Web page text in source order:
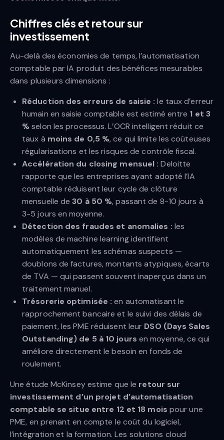
Chiffres clés et retour sur
investissement
Au-delà des économies de temps, l’automatisation
comptable par IA produit des bénéfices mesurables
dans plusieurs dimensions :
Réduction des erreurs de saisie : le taux d’erreur
humain en saisie comptable est estimé entre 1 et 3
%selon les processus. L’OCR intelligent réduit ce
taux à moins de 0,5 %, ce qui limite les coûteuses
régularisations et les risques de contrôle fiscal.
Accélération du closing mensuel : Deloitte
rapporte que les entreprises ayant adopté l’IA
comptable réduisent leur cycle de clôture
mensuelle de30 à 50 %, passant de 8-10 jours à
3-5 jours en moyenne.
Détection des fraudes et anomalies : les
modèles de machine learning identifient
automatiquement les schémas suspects —
doublons de factures, montants atypiques, écarts
de TVA — qui passent souvent inaperçus dans un
traitement manuel.
Trésorerie optimisée : en automatisant le
rapprochement bancaire et le suivi des délais de
paiement, les PME réduisent leur DSO (Days Sales
Outstanding) de 5 à 10 jours en moyenne, ce qui
améliore directement le besoin en fonds de
roulement.
Une étude McKinsey estime que le retour sur
investissement d’un projet d’automatisation
comptable se situe entre 12 et 18 mois pour une
PME, en prenant en compte le coût du logiciel,
l’intégration et la formation. Les solutions cloud